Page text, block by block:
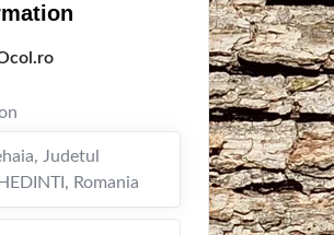
, Judetul
, Romania